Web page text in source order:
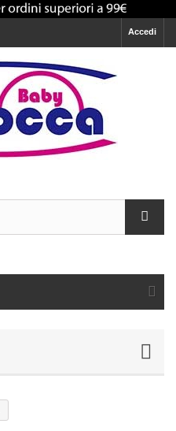
Accedi